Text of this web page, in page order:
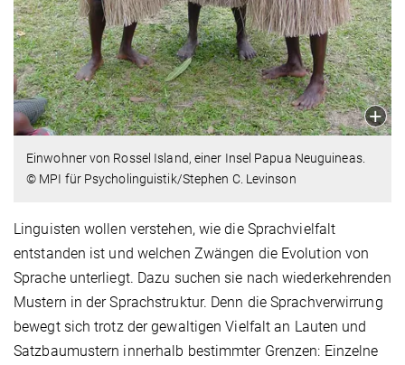
Einwohner von Rossel Island, einer Insel Papua Neuguineas.
© MPI für Psycholinguistik/Stephen C. Levinson
Linguisten wollen verstehen, wie die Sprachvielfalt
entstanden ist und welchen Zwängen die Evolution von
Sprache unterliegt. Dazu suchen sie nach wiederkehrenden
Mustern in der Sprachstruktur. Denn die Sprachverwirrung
bewegt sich trotz der gewaltigen Vielfalt an Lauten und
Satzbaumustern innerhalb bestimmter Grenzen: Einzelne